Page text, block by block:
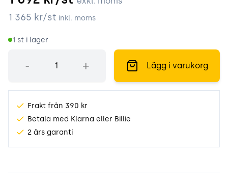
1 365 kr/st inkl. moms
1 st i lager
- + Lägg i varukorg
Frakt från 390 kr
Betala med Klarna eller Billie
2 års garanti